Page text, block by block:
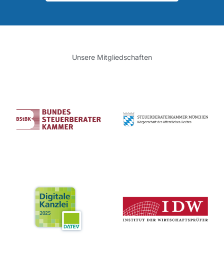
Unsere Mitgliedschaften